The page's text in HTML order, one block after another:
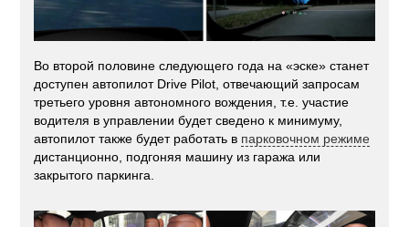
Во второй половине следующего года на «эске» станет
доступен автопилот Drive Pilot, отвечающий запросам
третьего уровня автономного вождения, т.е. участие
водителя в управлении будет сведено к минимуму,
автопилот также будет работать в парковочном режиме
дистанционно, подгоняя машину из гаража или
закрытого паркинга.